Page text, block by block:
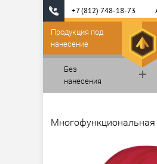
+7 (812) 748-18-73
Продукция под
нанесение
Без
нанесения